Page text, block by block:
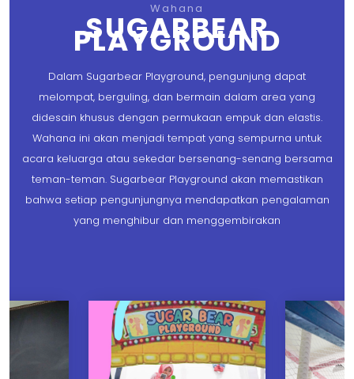
Wahana
SUGARBEAR
PLAYGROUND
Dalam Sugarbear Playground, pengunjung dapat
melompat, berguling, dan bermain dalam area yang
didesain khusus dengan permukaan empuk dan elastis.
Wahana ini akan menjadi tempat yang sempurna untuk
acara keluarga atau sekedar bersenang-senang bersama
teman-teman. Sugarbear Playground akan memastikan
bahwa setiap pengunjungnya mendapatkan pengalaman
yang menghibur dan menggembirakan